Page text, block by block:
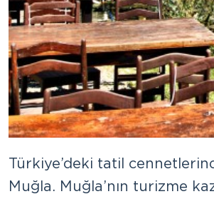
Türkiye’deki tatil
Muğla. Muğla’nın turizme